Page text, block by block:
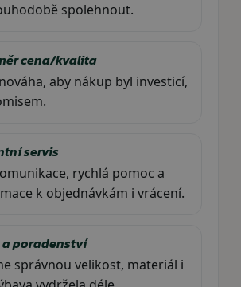
spolehnout.
cena/kvalita
aby nákup byl investicí,
servis
rychlá pomoc a
k objednávkám i vrácení.
poradenství
správnou velikost, materiál i